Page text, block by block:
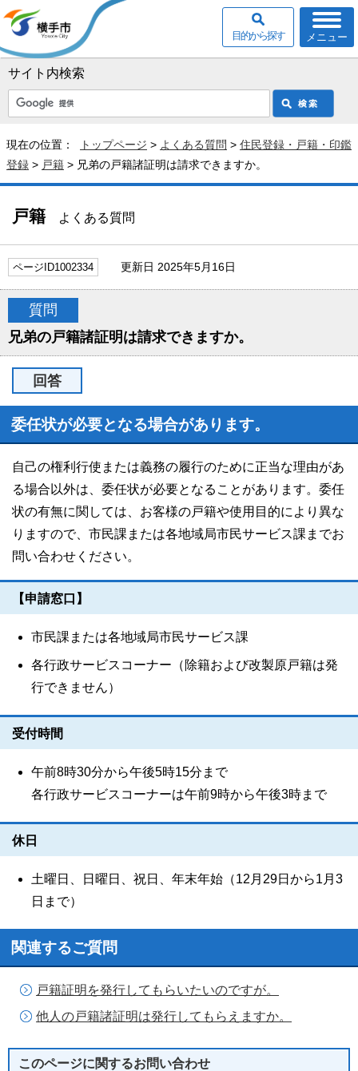
サイト内検索
メニュー
目的から探す
現在の位置： トップページ > よくある質問 > 住民登録・戸籍・印鑑
登録 > 戸籍 > 兄弟の戸籍諸証明は請求できますか。
戸籍 よくある質問
ページID1002334 更新日 2025年5月16日
質問
兄弟の戸籍諸証明は請求できますか。
回答
委任状が必要となる場合があります。
自己の権利行使または義務の履行のために正当な理由があ
る場合以外は、委任状が必要となることがあります。委任
状の有無に関しては、お客様の戸籍や使用目的により異な
りますので、市民課または各地域局市民サービス課までお
問い合わせください。
【申請窓口】
市民課または各地域局市民サービス課
各行政サービスコーナー（除籍および改製原戸籍は発
行できません）
受付時間
午前8時30分から午後5時15分まで
各行政サービスコーナーは午前9時から午後3時まで
休日
土曜日、日曜日、祝日、年末年始（12月29日から1月3
日まで）
関連するご質問
戸籍証明を発行してもらいたいのですが。
他人の戸籍諸証明は発行してもらえますか。
このページに関するお問い合わせ